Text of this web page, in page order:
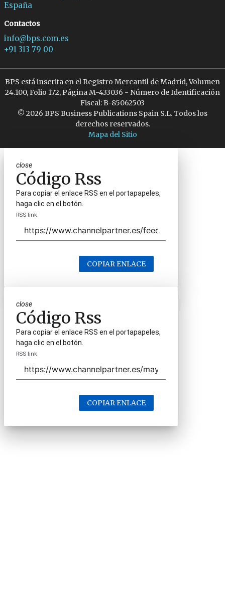
España
Contactos
info@bps.com.es
+91 313 79 00
BPS está inscrita en el Registro Mercantil de Madrid, Volumen
24.100, Folio 172, Página M-433036 - Número de Identificación
Fiscal: B-85062503
© 2026 BPS Business Publications Spain S.L. Todos los
derechos reservados.
Mapa del Sitio
close
Código Rss
Para copiar el enlace RSS en el portapapeles,
haga clic en el botón.
RSS link
COPIAR ENLACE
close
Código Rss
Para copiar el enlace RSS en el portapapeles,
haga clic en el botón.
RSS link
COPIAR ENLACE